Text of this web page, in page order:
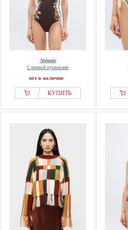
Alemais
Слитный купальник
нет в наличии
КУПИТЬ